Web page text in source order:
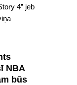
4” jeb
NBA
būs